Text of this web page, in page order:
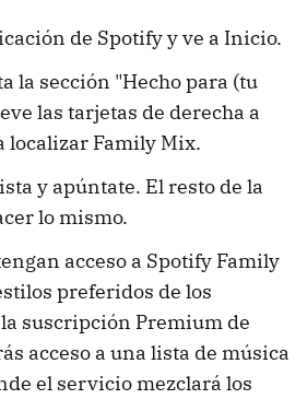
de Spotify y ve a Inicio.
la sección "Hecho para (tu
las tarjetas de derecha a
localizar Family Mix.
y apúntate. El resto de la
lo mismo.
acceso a Spotify Family
preferidos de los
suscripción Premium de
acceso a una lista de música
el servicio mezclará los